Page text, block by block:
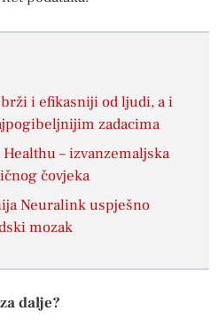
i efikasniji od ljudi, a i
zadacima
– izvanzemaljska
čovjeka
Neuralink uspješno
mozak
dalje?